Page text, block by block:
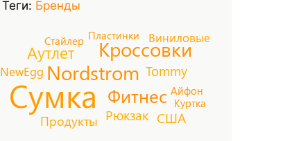
Теги: Бренды
Сумка
Nordstrom
Кроссовки
Фитнес
Аутлет
Tommy
США
Рюкзак
Продукты
NewEgg
Виниловые
Стайлер Пластинки
Айфон
Куртка